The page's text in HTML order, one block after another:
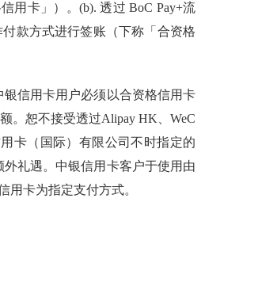
用卡」）。(b). 透过 BoC Pay+流
款方式进行签账（下称「合资格
银信用卡用户必须以合资格信用卡
。恕不接受透过Alipay HK、WeC
卡（国际）有限公司不时指定的
礼遇。中银信用卡客户于使用由
用卡为指定支付方式。